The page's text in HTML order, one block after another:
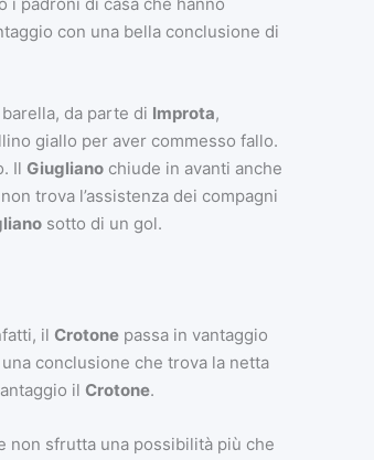
con una bella conclusione di
da parte di Improta,
giallo per aver commesso fallo.
Il Giuglianochiude in avanti anche
trova l’assistenza dei compagni
sotto di un gol.
il Crotonepassa in vantaggio
conclusione che trova la netta
il Crotone.
non sfrutta una possibilità più che